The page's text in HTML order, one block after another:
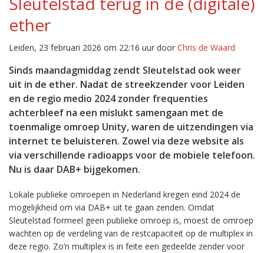
ether
Leiden, 23 februari 2026 om 22:16 uur door Chris de Waard
Sinds maandagmiddag zendt Sleutelstad ook weer
uit in de ether. Nadat de streekzender voor Leiden
en de regio medio 2024 zonder frequenties
achterbleef na een mislukt samengaan met de
toenmalige omroep Unity, waren de uitzendingen via
internet te beluisteren. Zowel via deze website als
via verschillende radioapps voor de mobiele telefoon.
Nu is daar DAB+ bijgekomen.
Lokale publieke omroepen in Nederland kregen eind 2024 de
mogelijkheid om via DAB+ uit te gaan zenden. Omdat
Sleutelstad formeel geen publieke omroep is, moest de omroep
wachten op de verdeling van de restcapaciteit op de multiplex in
deze regio. Zo’n multiplex is in feite een gedeelde zender voor